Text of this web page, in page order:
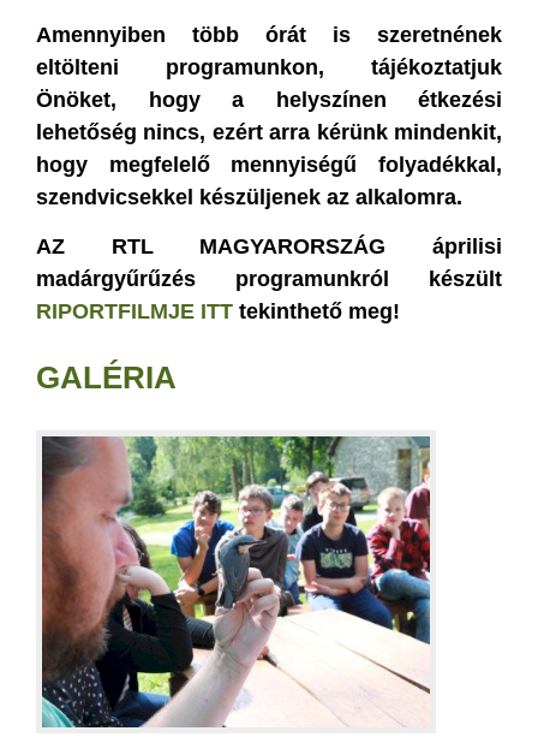
Amennyiben több órát is szeretnének
eltölteni programunkon, tájékoztatjuk
Önöket, hogy a helyszínen étkezési
lehetőség nincs, ezért arra kérünk mindenkit,
hogy megfelelő mennyiségű folyadékkal,
szendvicsekkel készüljenek az alkalomra.
AZ RTL MAGYARORSZÁG áprilisi
madárgyűrűzés programunkról készült
RIPORTFILMJE ITT tekinthető meg!
GALÉRIA